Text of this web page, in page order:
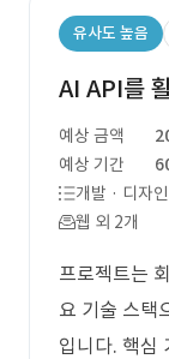
유사도 높음
AI API를
예상 금액
예상 기간
개발 · 디자
웹 외 2개
프로젝트는
요 기술 스택
입니다. 핵심